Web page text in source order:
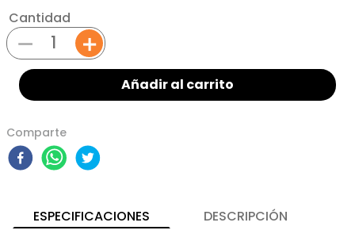
Cantidad
＋
－
Añadir al carrito
Comparte
ESPECIFICACIONES
DESCRIPCIÓN